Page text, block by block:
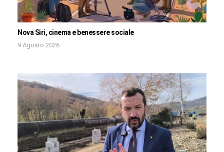
Nova Siri, cinema e benessere sociale
9 Agosto 2026